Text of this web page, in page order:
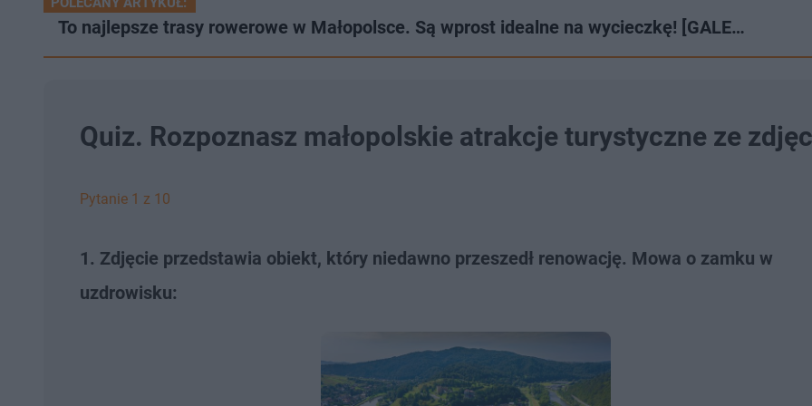
To najlepsze trasy rowerowe w Małopolsce. Są wprost idealne na wycieczkę! [GALE…
Quiz. Rozpoznasz małopolskie atrakcje turystyczne ze
Pytanie 1 z 10
1. Zdjęcie przedstawia obiekt, który niedawno przeszedł renowację. Mowa o zamku w
uzdrowisku: